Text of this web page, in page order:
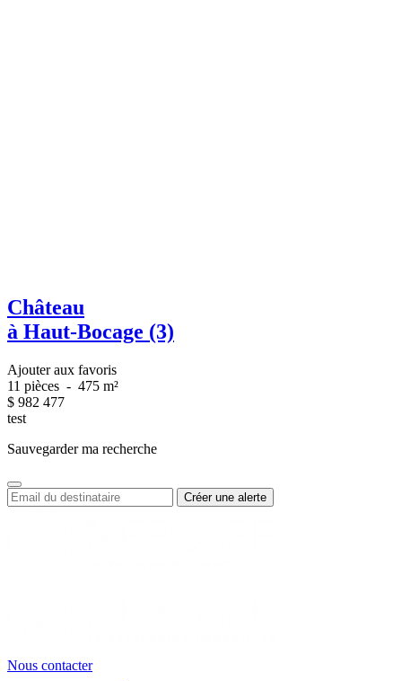
Château
à Haut-Bocage (3)
Ajouter aux favoris
11 pièces - 475 m²
$ 982 477
test
Sauvegarder ma recherche
Nous contacter